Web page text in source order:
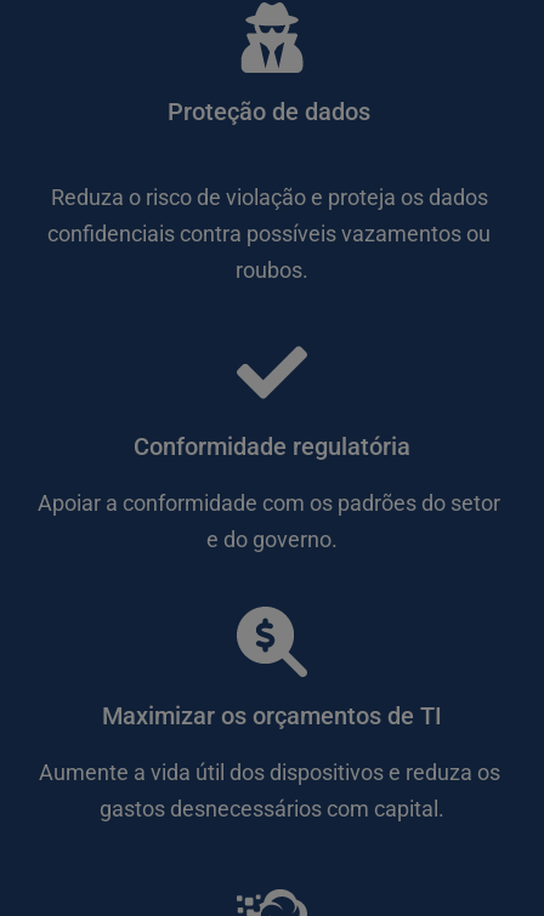
Proteção de dados
Reduza o risco de violação e proteja os dados
confidenciais contra possíveis vazamentos ou
roubos.
Conformidade regulatória
Apoiar a conformidade com os padrões do setor
e do governo.
Maximizar os orçamentos de TI
Aumente a vida útil dos dispositivos e reduza os
gastos desnecessários com capital.